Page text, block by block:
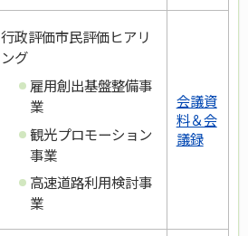
行政評価市民評価ヒアリ
ング
雇用創出基盤整備事
業
観光プロモーション
事業
高速道路利用検討事
業
会議資
料＆会
議録